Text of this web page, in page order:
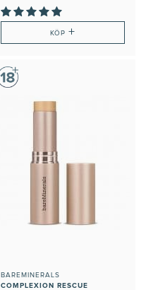
KÖP +
BAREMINERALS
COMPLEXION RESCUE